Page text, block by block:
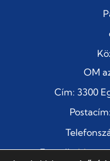
OM
Cím: 3300
E-mail: